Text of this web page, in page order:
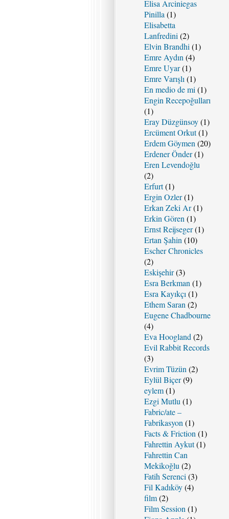
Elisa Arciniegas
Pinilla (1)
Elisabetta
Lanfredini (2)
Elvin Brandhi (1)
Emre Aydın (4)
Emre Uyar(1)
Emre Varışlı (1)
En medio de mi (1)
Engin Recepoğulları
(1)
Eray Düzgünsoy(1)
Ercüment Orkut(1)
Erdem Göymen (20)
Erdener Önder(1)
Eren Levendoğlu
(2)
Erfurt(1)
Ergin Ozler(1)
Erkan Zeki Ar(1)
Erkin Gören (1)
Ernst Reijseger(1)
Ertan Şahin (10)
Escher Chronicles
(2)
Eskişehir(3)
Esra Berkman (1)
Esra Kayıkçı (1)
Ethem Saran (2)
Eugene Chadbourne
(4)
Eva Hoogland (2)
Evil Rabbit Records
(3)
Evrim Tüzün (2)
Eylül Biçer(9)
eylem(1)
Ezgi Mutlu (1)
Fabric/ate –
Fabrikasyon (1)
Facts & Friction (1)
Fahrettin Aykut(1)
Fahrettin Can
Mekikoğlu (2)
Fatih Serenci (3)
Fil Kadıköy(4)
film(2)
Film Session (1)